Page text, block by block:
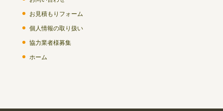
お見積もりフォーム
個人情報の取り扱い
協力業者様募集
ホーム